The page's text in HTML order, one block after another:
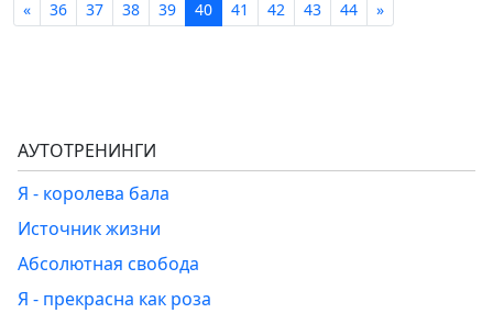
« 36 37 38 39 40 41 42 43 44 »
АУТОТРЕНИНГИ
Я - королева бала
Источник жизни
Абсолютная свобода
Я - прекрасна как роза